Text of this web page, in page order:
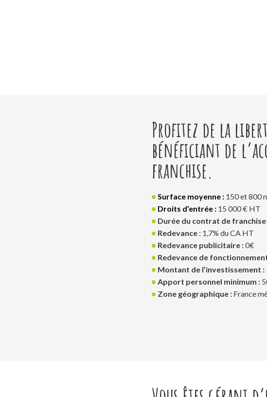
Profitez de la
bénéficiant de
franchise.
Surface moyenne : 150 et 800
Droits d’entrée : 15 000 € HT
Durée du contrat de franchise
Redevance : 1,7% du CA HT
Redevance publicitaire :0€
Redevance de
Montant de l’investissement :
Apport personnel minimum :
Zone géographique : France